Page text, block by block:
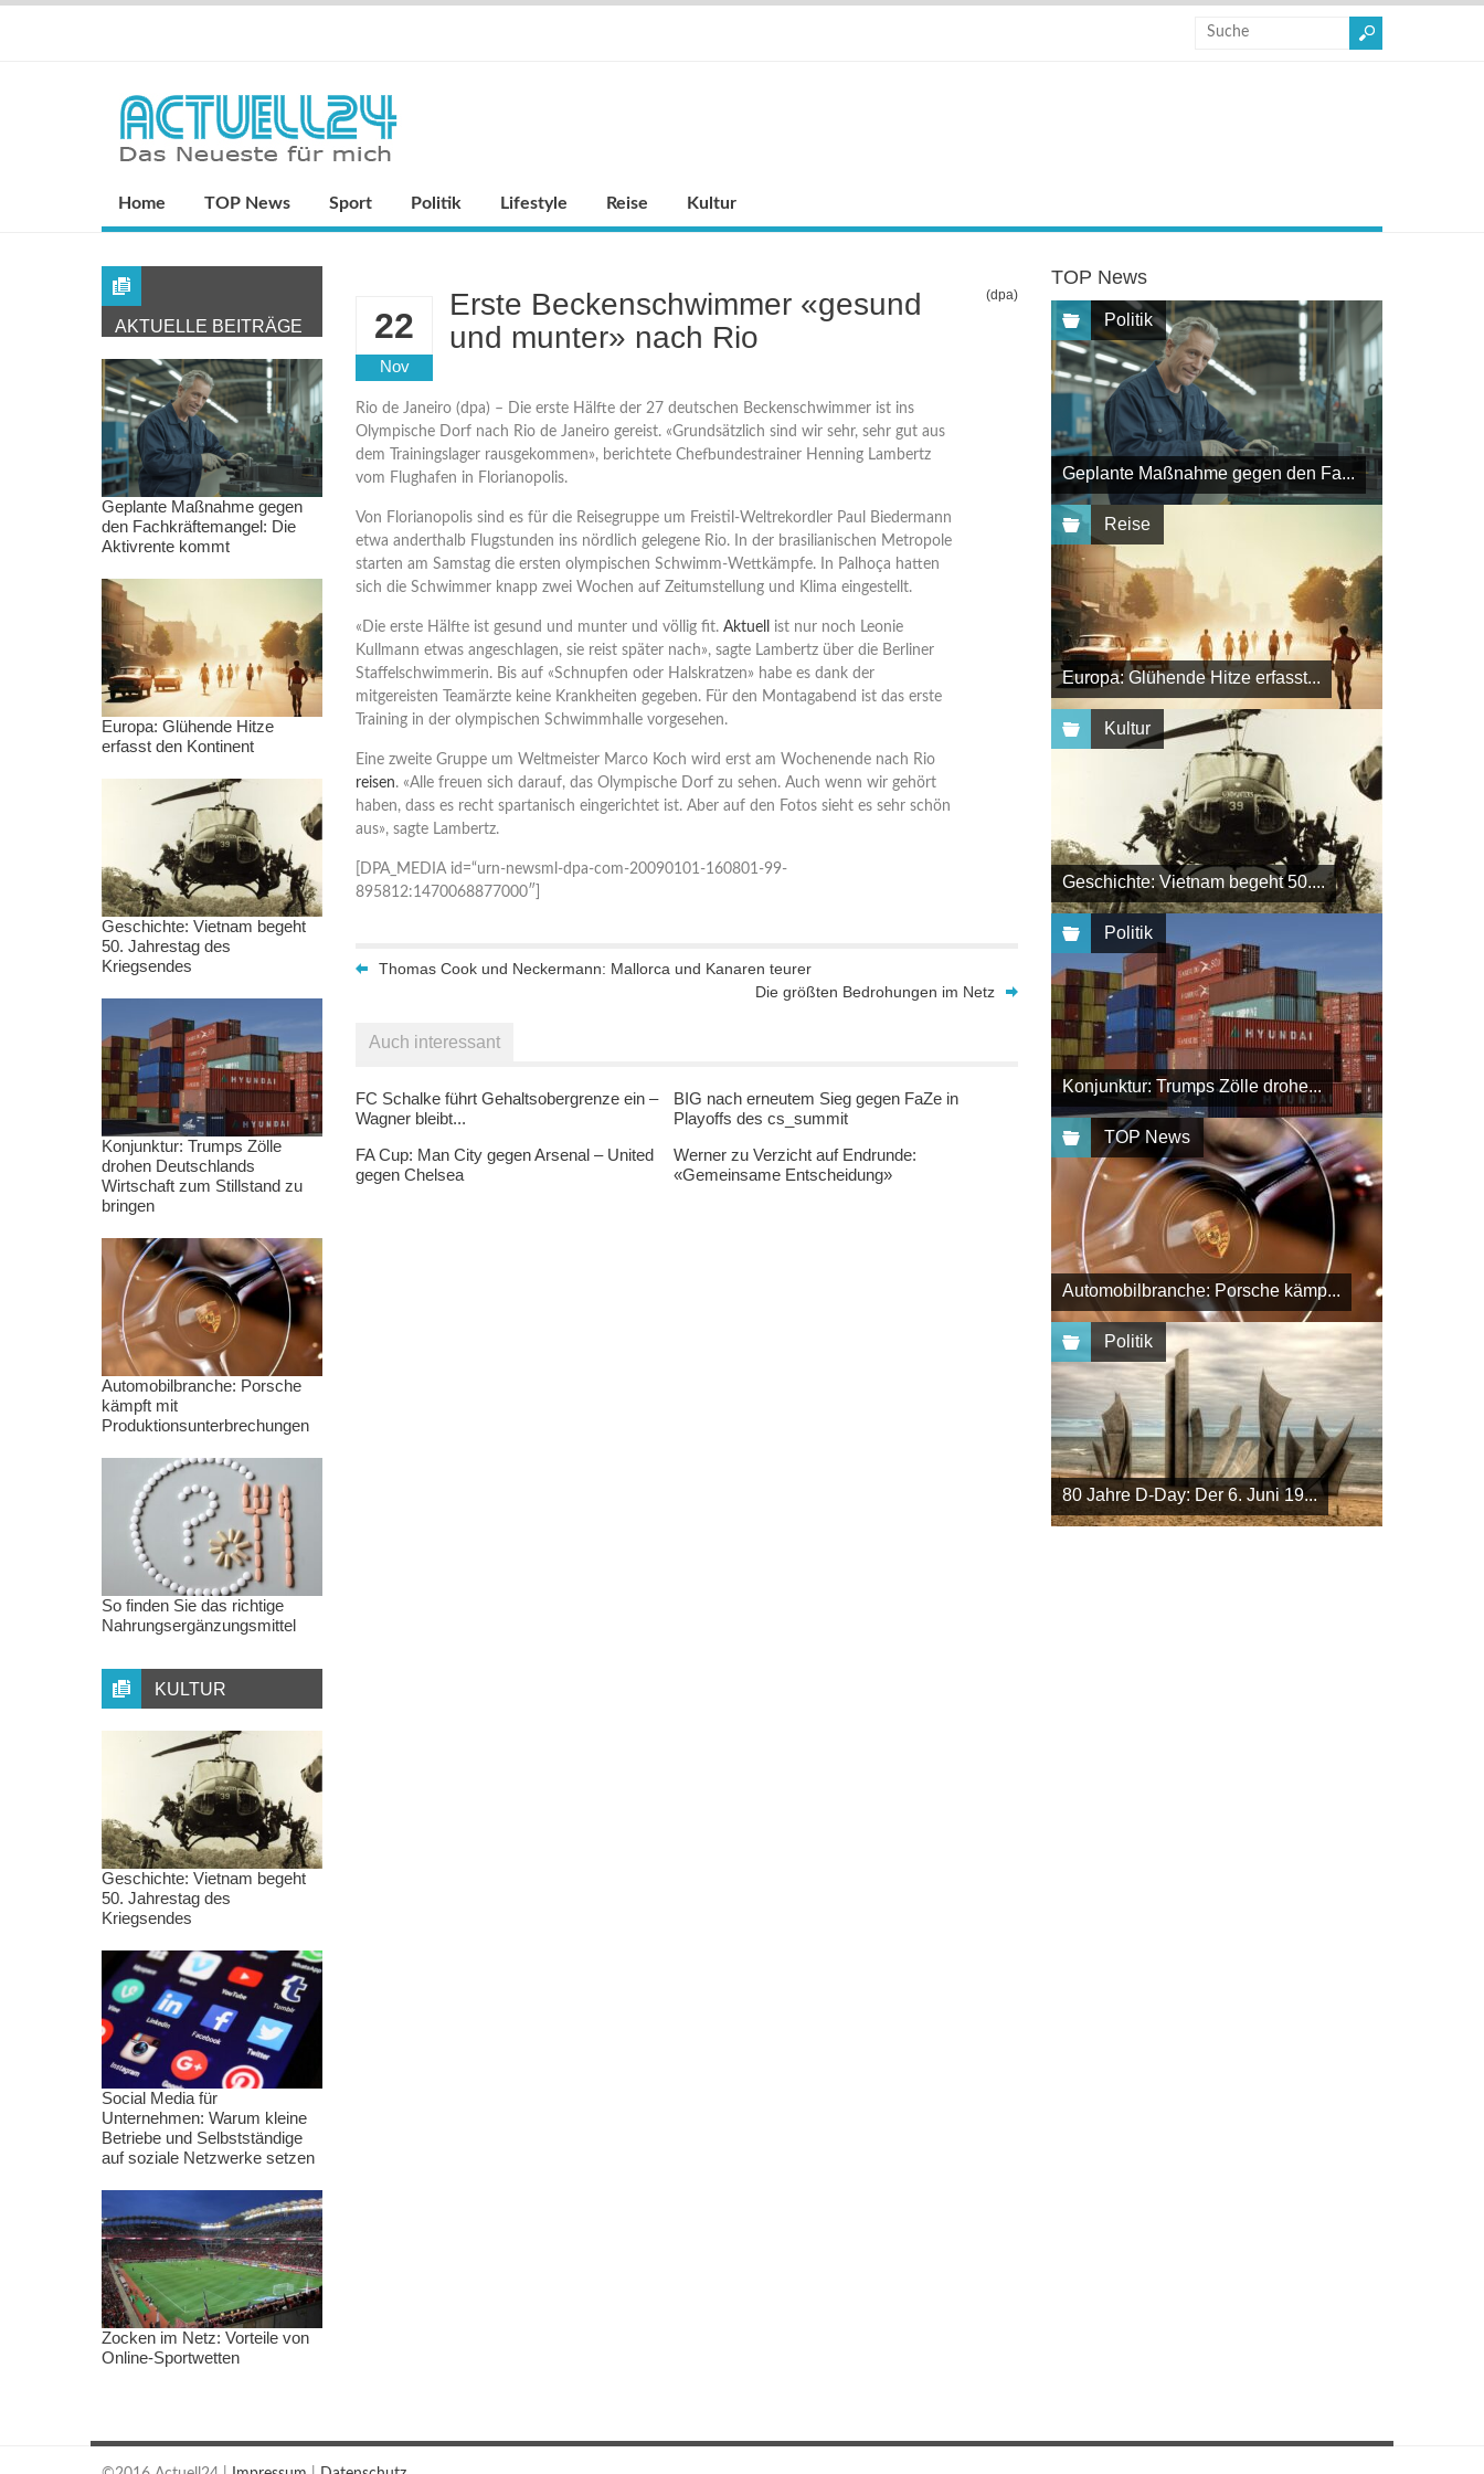
Home TOP News Sport Politik Lifestyle Reise Kultur
22
Nov
Erste Beckenschwimmer «gesund
und munter» nach Rio
(dpa)
Rio de Janeiro (dpa) – Die erste Hälfte der 27 deutschen Beckenschwimmer ist ins
Olympische Dorf nach Rio de Janeiro gereist. «Grundsätzlich sind wir sehr, sehr gut aus
dem Trainingslager rausgekommen», berichtete Chefbundestrainer Henning Lambertz
vom Flughafen in Florianopolis.
Von Florianopolis sind es für die Reisegruppe um Freistil-Weltrekordler Paul Biedermann
etwa anderthalb Flugstunden ins nördlich gelegene Rio. In der brasilianischen Metropole
starten am Samstag die ersten olympischen Schwimm-Wettkämpfe. In Palhoça hatten
sich die Schwimmer knapp zwei Wochen auf Zeitumstellung und Klima eingestellt.
«Die erste Hälfte ist gesund und munter und völlig fit. Aktuell
ist nur noch Leonie
Kullmann etwas angeschlagen, sie reist später nach», sagte Lambertz über die Berliner
Staffelschwimmerin. Bis auf «Schnupfen oder Halskratzen» habe es dank der
mitgereisten Teamärzte keine Krankheiten gegeben. Für den Montagabend ist das erste
Training in der olympischen Schwimmhalle vorgesehen.
Eine zweite Gruppe um Weltmeister Marco Koch wird erst am Wochenende nach Rio
reisen. «Alle freuen sich darauf, das Olympische Dorf zu sehen. Auch wenn wir gehört
haben, dass es recht spartanisch eingerichtet ist. Aber auf den Fotos sieht es sehr schön
aus», sagte Lambertz.
[DPA_MEDIA id=“urn-newsml-dpa-com-20090101-160801-99-
895812:1470068877000″]
Thomas Cook und Neckermann: Mallorca und Kanaren teurer
Die größten Bedrohungen im Netz
Auch interessant
FC Schalke führt Gehaltsobergrenze ein –
Wagner bleibt...
BIG nach erneutem Sieg gegen FaZe in
Playoffs des cs_summit
FA Cup: Man City gegen Arsenal – United
gegen Chelsea
Werner zu Verzicht auf Endrunde:
«Gemeinsame Entscheidung»
TOP News
Politik
Geplante Maßnahme gegen den Fa...
Reise
Europa: Glühende Hitze erfasst...
Kultur
Geschichte: Vietnam begeht 50....
Politik
Konjunktur: Trumps Zölle drohe...
TOP News
Automobilbranche: Porsche kämp...
Politik
80 Jahre D-Day: Der 6. Juni 19...
AKTUELLE BEITRÄGE
Geplante Maßnahme gegen
den Fachkräftemangel: Die
Aktivrente kommt
Europa: Glühende Hitze
erfasst den Kontinent
Geschichte: Vietnam begeht
50. Jahrestag des
Kriegsendes
Konjunktur: Trumps Zölle
drohen Deutschlands
Wirtschaft zum Stillstand zu
bringen
Automobilbranche: Porsche
kämpft mit
Produktionsunterbrechungen
So finden Sie das richtige
Nahrungsergänzungsmittel
KULTUR
Geschichte: Vietnam begeht
50. Jahrestag des
Kriegsendes
Social Media für
Unternehmen: Warum kleine
Betriebe und Selbstständige
auf soziale Netzwerke setzen
Zocken im Netz: Vorteile von
Online-Sportwetten